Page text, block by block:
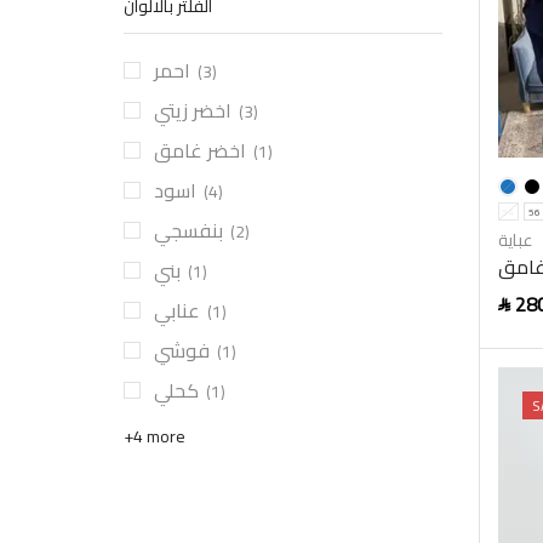
54 56
عباية
غامق
SAR
احمر (3)
اخضر زيتي (3)
اخضر غامق (1)
اسود (4)
بنفسجي (2)
بني (1)
عنابي (1)
فوشي (1)
كحلي (1)
+4 more